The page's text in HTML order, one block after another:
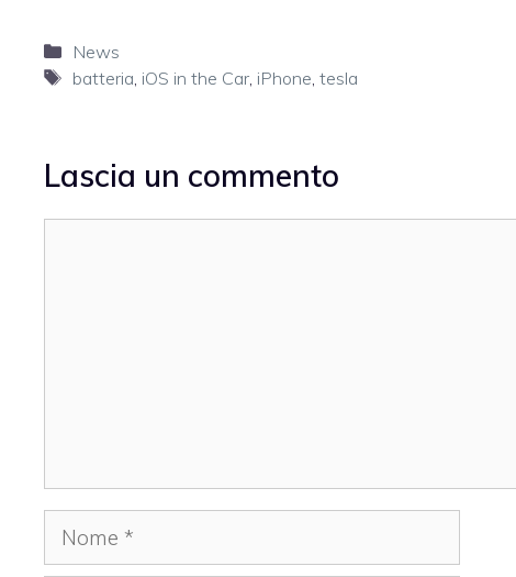
Categorie
News
Tag
batteria iOS in the Car, iPhone tesla
Lascia un commento
Nome